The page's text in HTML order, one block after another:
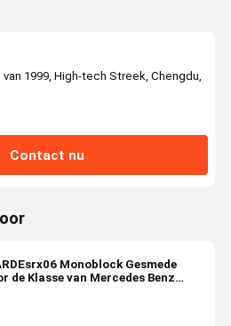
1999, High-tech Streek, Chengdu,
Contact nu
Monoblock Gesmede
de Klasse van Mercedes Benz